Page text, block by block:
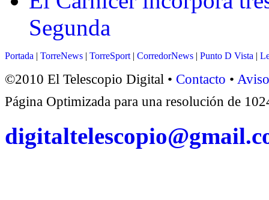
Segunda
Portada | TorreNews | TorreSport | CorredorNews | Punto D Vista |
©2010 El Telescopio Digital • Contacto •
Página Optimizada para una resolución de